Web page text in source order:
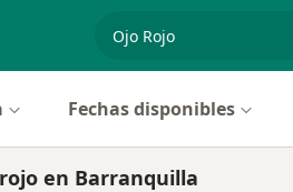
Fechas disponibles
en Barranquilla